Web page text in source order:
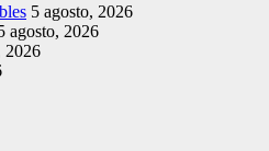
5 agosto, 2026
agosto, 2026
2026